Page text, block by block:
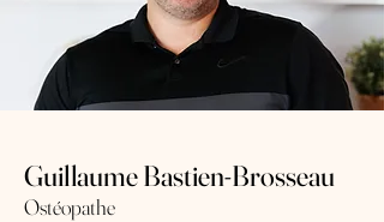
Guillaume Bastien-Brosseau
Ostéopathe